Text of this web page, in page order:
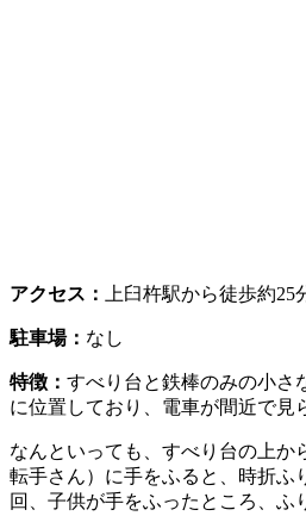
アクセス： 上臼杵駅から徒歩約25
駐車場： なし
特徴： すべり台と鉄棒のみの小さ
に位置しており、電車が間近で見
なんといっても、すべり台の上か
転手さん）に手をふると、時折ふ
回、子供が手をふったところ、ふ